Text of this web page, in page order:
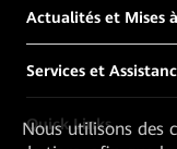
Actualités et Mises
Services et
Quick Links
Nous utilisons des